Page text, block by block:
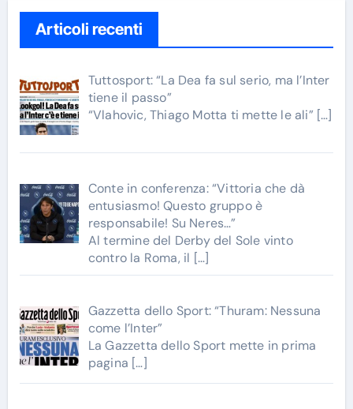
Articoli recenti
Tuttosport: “La Dea fa sul serio, ma l’Inter
tiene il passo”
“Vlahovic, Thiago Motta ti mette le ali” […]
Conte in conferenza: “Vittoria che dà
entusiasmo! Questo gruppo è
responsabile! Su Neres…”
Al termine del Derby del Sole vinto
contro la Roma, il […]
Gazzetta dello Sport: “Thuram: Nessuna
come l’Inter”
La Gazzetta dello Sport mette in prima
pagina […]